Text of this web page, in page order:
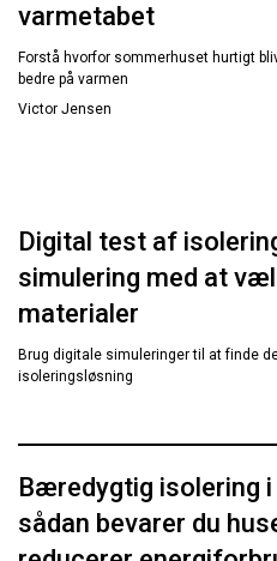
varmetabet
Forstå hvorfor sommerhuset hurtigt
bedre på varmen
Victor Jensen
Digital test af
simulering med at
materialer
Brug digitale simuleringer til at finde
isoleringsløsning
Bæredygtig isolering
sådan bevarer du